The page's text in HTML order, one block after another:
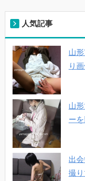
人気記事
山
り
山
ー
出
撮